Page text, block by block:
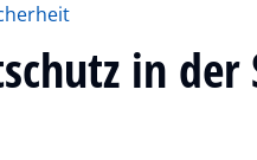
in der